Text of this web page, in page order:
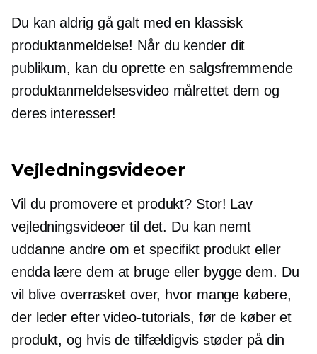
Du kan aldrig gå galt med en klassisk
produktanmeldelse! Når du kender dit
publikum, kan du oprette en salgsfremmende
produktanmeldelsesvideo målrettet dem og
deres interesser!
Vejledningsvideoer
Vil du promovere et produkt? Stor! Lav
vejledningsvideoer til det. Du kan nemt
uddanne andre om et specifikt produkt eller
endda lære dem at bruge eller bygge dem. Du
vil blive overrasket over, hvor mange købere,
der leder efter video-tutorials, før de køber et
produkt, og hvis de tilfældigvis støder på din